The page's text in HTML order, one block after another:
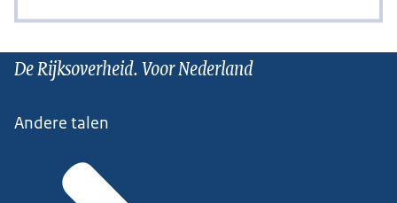
De Rijksoverheid. Voor Nederland
Andere talen